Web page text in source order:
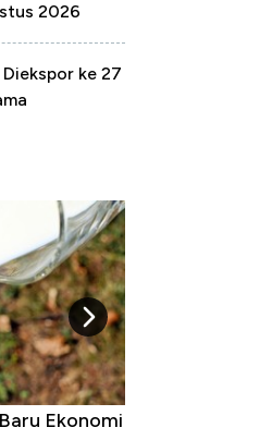
2026
ke 27
Ekonomi